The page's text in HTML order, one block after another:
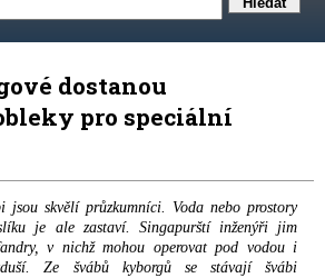
dostanou
pro speciální
jsou skvělí průzkumníci. Voda nebo prostory
je ale zastaví. Singapurští inženýři jim
v nichž mohou operovat pod vodou i
Ze švábů kyborgů se stávají švábi